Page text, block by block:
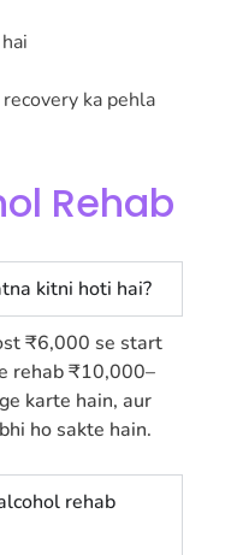
ka pehla
Rehab
kitni hoti hai?
₹6,000 se start
rehab ₹10,000–
karte hain, aur
ho sakte hain.
rehab